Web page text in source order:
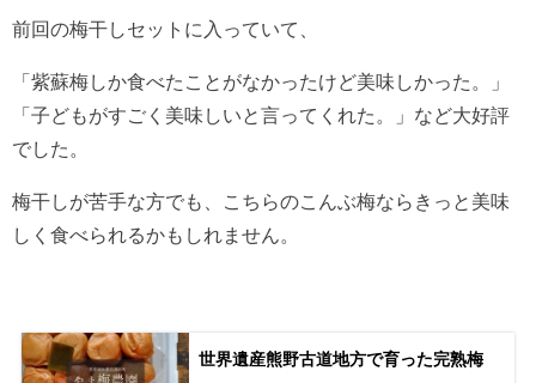
前回の梅干しセットに入っていて、
「紫蘇梅しか食べたことがなかったけど美味しかった。」
「子どもがすごく美味しいと言ってくれた。」など大好評
でした。
梅干しが苦手な方でも、こちらのこんぶ梅ならきっと美味
しく食べられるかもしれません。
世界遺産熊野古道地方で育った完熟梅